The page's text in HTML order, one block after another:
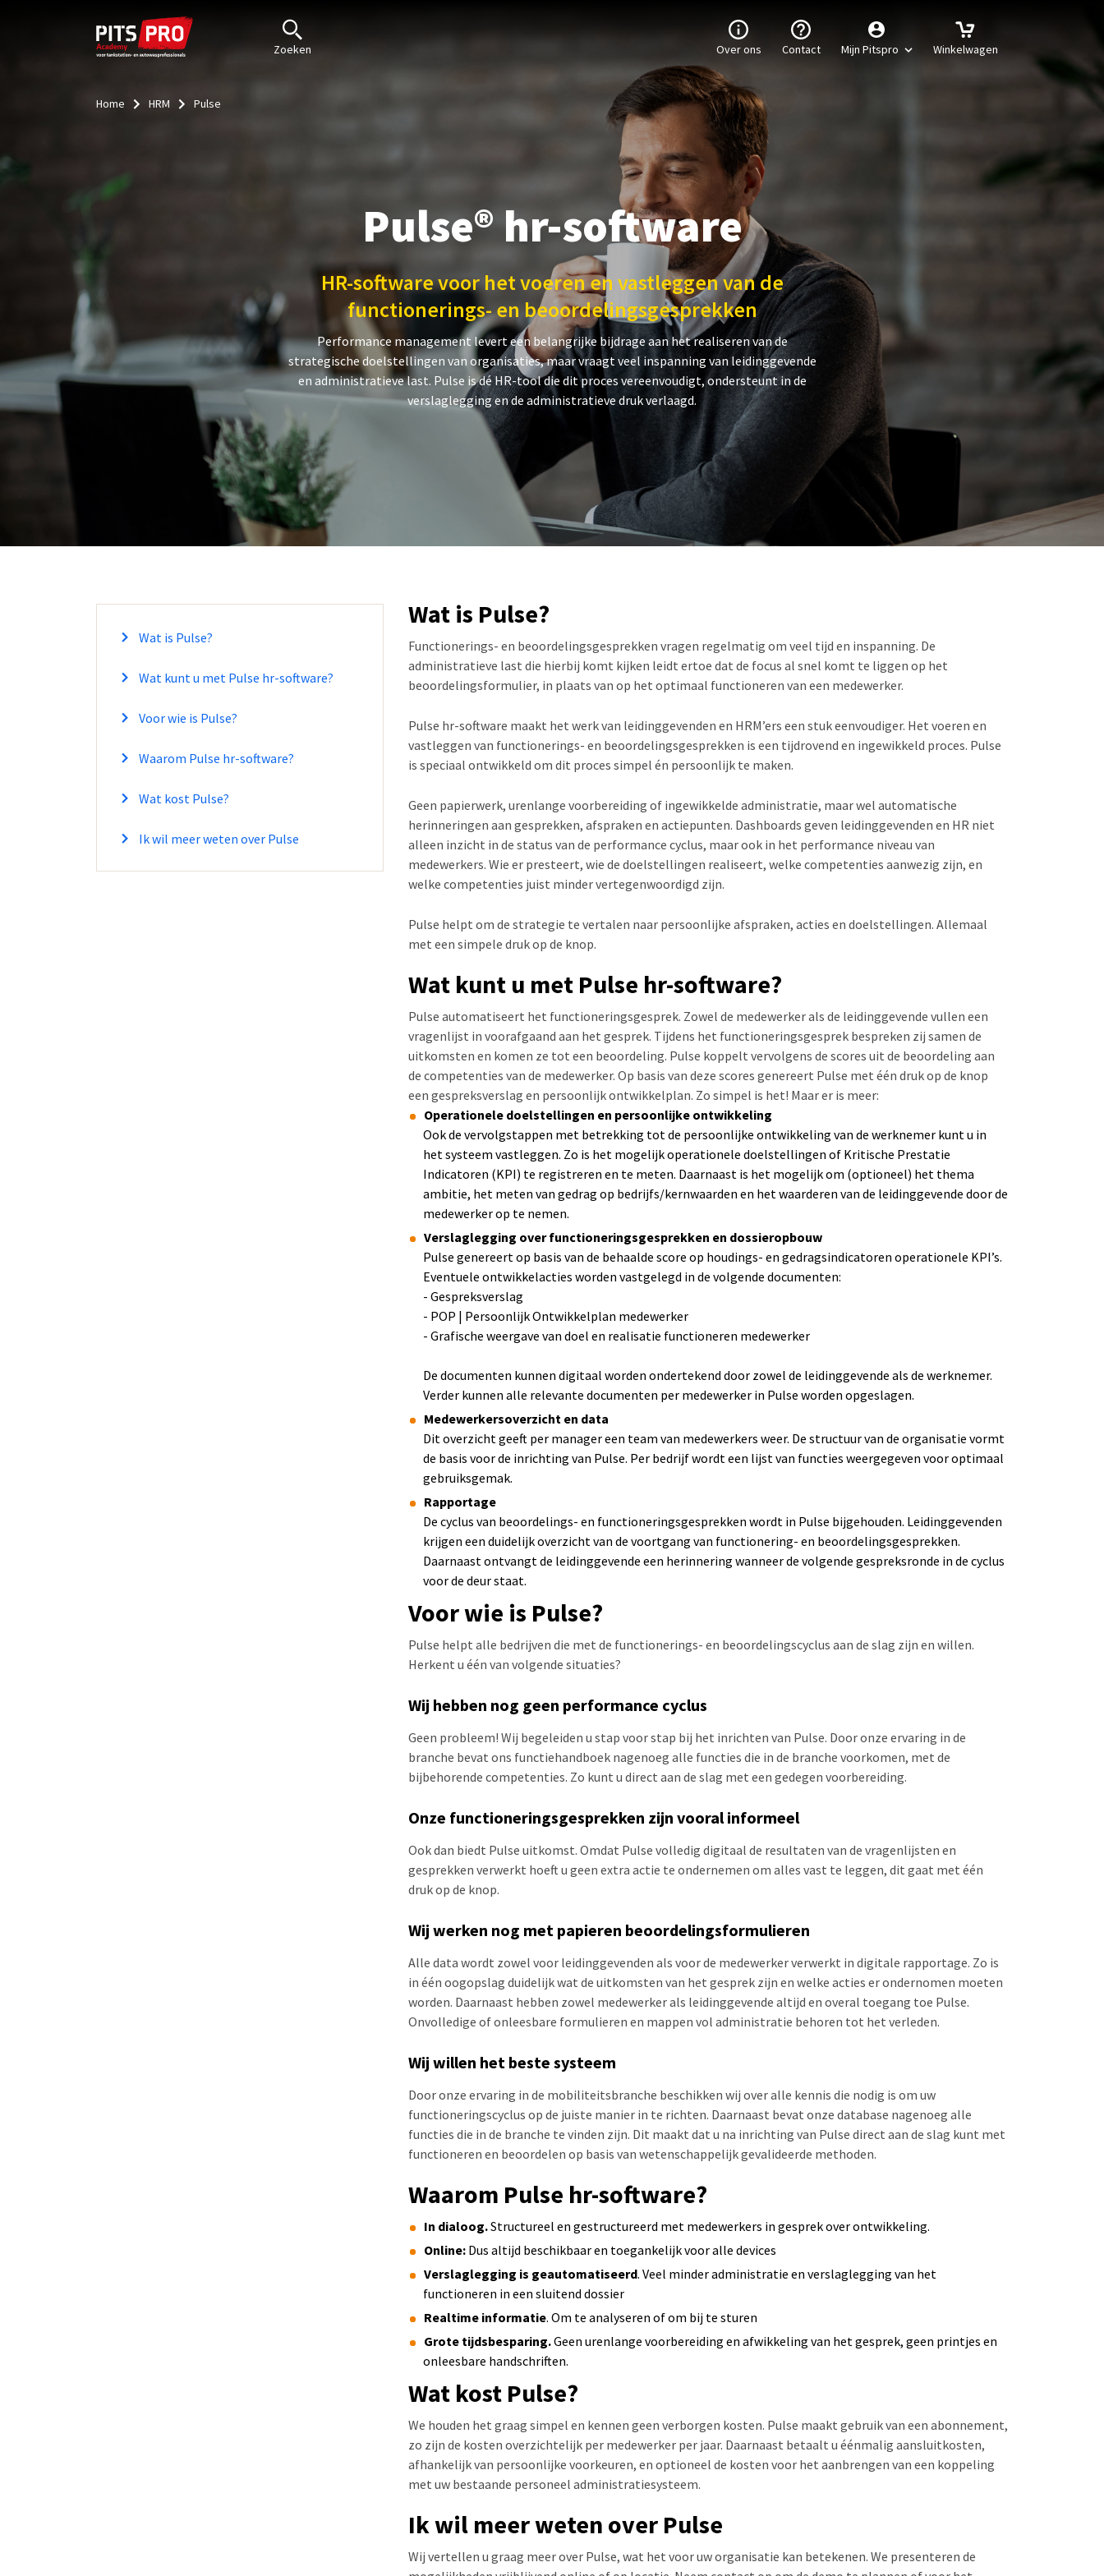
Zoeken Over ons Contact Mijn Pitspro Winkelwagen
Home HRM Pulse
Pulse® hr-software
HR-software voor het voeren en vastleggen van de
functionerings- en beoordelingsgesprekken
Performance management levert een belangrijke bijdrage aan het realiseren van de
strategische doelstellingen van organisaties, maar vraagt veel inspanning van leidinggevende
en administratieve last. Pulse is dé HR-tool die dit proces vereenvoudigt, ondersteunt in de
verslaglegging en de administratieve druk verlaagd.
Wat is Pulse?
Wat kunt u met Pulse hr-software?
Voor wie is Pulse?
Waarom Pulse hr-software?
Wat kost Pulse?
Ik wil meer weten over Pulse
Wat is Pulse?
Functionerings- en beoordelingsgesprekken vragen regelmatig om veel tijd en inspanning. De
administratieve last die hierbij komt kijken leidt ertoe dat de focus al snel komt te liggen op het
beoordelingsformulier, in plaats van op het optimaal functioneren van een medewerker.
Pulse hr-software maakt het werk van leidinggevenden en HRM’ers een stuk eenvoudiger. Het voeren en
vastleggen van functionerings- en beoordelingsgesprekken is een tijdrovend en ingewikkeld proces. Pulse
is speciaal ontwikkeld om dit proces simpel én persoonlijk te maken.
Geen papierwerk, urenlange voorbereiding of ingewikkelde administratie, maar wel automatische
herinneringen aan gesprekken, afspraken en actiepunten. Dashboards geven leidinggevenden en HR niet
alleen inzicht in de status van de performance cyclus, maar ook in het performance niveau van
medewerkers. Wie er presteert, wie de doelstellingen realiseert, welke competenties aanwezig zijn, en
welke competenties juist minder vertegenwoordigd zijn.
Pulse helpt om de strategie te vertalen naar persoonlijke afspraken, acties en doelstellingen. Allemaal
met een simpele druk op de knop.
Wat kunt u met Pulse hr-software?
Pulse automatiseert het functioneringsgesprek. Zowel de medewerker als de leidinggevende vullen een
vragenlijst in voorafgaand aan het gesprek. Tijdens het functioneringsgesprek bespreken zij samen de
uitkomsten en komen ze tot een beoordeling. Pulse koppelt vervolgens de scores uit de beoordeling aan
de competenties van de medewerker. Op basis van deze scores genereert Pulse met één druk op de knop
een gespreksverslag en persoonlijk ontwikkelplan. Zo simpel is het! Maar er is meer:
Operationele doelstellingen en persoonlijke ontwikkeling
Ook de vervolgstappen met betrekking tot de persoonlijke ontwikkeling van de werknemer kunt u in
het systeem vastleggen. Zo is het mogelijk operationele doelstellingen of Kritische Prestatie
Indicatoren (KPI) te registreren en te meten. Daarnaast is het mogelijk om (optioneel) het thema
ambitie, het meten van gedrag op bedrijfs/kernwaarden en het waarderen van de leidinggevende door de
medewerker op te nemen.
Verslaglegging over functioneringsgesprekken en dossieropbouw
Pulse genereert op basis van de behaalde score op houdings- en gedragsindicatoren operationele KPI’s.
Eventuele ontwikkelacties worden vastgelegd in de volgende documenten:
- Gespreksverslag
- POP | Persoonlijk Ontwikkelplan medewerker
- Grafische weergave van doel en realisatie functioneren medewerker
De documenten kunnen digitaal worden ondertekend door zowel de leidinggevende als de werknemer.
Verder kunnen alle relevante documenten per medewerker in Pulse worden opgeslagen.
Medewerkersoverzicht en data
Dit overzicht geeft per manager een team van medewerkers weer. De structuur van de organisatie vormt
de basis voor de inrichting van Pulse. Per bedrijf wordt een lijst van functies weergegeven voor optimaal
gebruiksgemak.
Rapportage
De cyclus van beoordelings- en functioneringsgesprekken wordt in Pulse bijgehouden. Leidinggevenden
krijgen een duidelijk overzicht van de voortgang van functionering- en beoordelingsgesprekken.
Daarnaast ontvangt de leidinggevende een herinnering wanneer de volgende gespreksronde in de cyclus
voor de deur staat.
Voor wie is Pulse?
Pulse helpt alle bedrijven die met de functionerings- en beoordelingscyclus aan de slag zijn en willen.
Herkent u één van volgende situaties?
Wij hebben nog geen performance cyclus
Geen probleem! Wij begeleiden u stap voor stap bij het inrichten van Pulse. Door onze ervaring in de
branche bevat ons functiehandboek nagenoeg alle functies die in de branche voorkomen, met de
bijbehorende competenties. Zo kunt u direct aan de slag met een gedegen voorbereiding.
Onze functioneringsgesprekken zijn vooral informeel
Ook dan biedt Pulse uitkomst. Omdat Pulse volledig digitaal de resultaten van de vragenlijsten en
gesprekken verwerkt hoeft u geen extra actie te ondernemen om alles vast te leggen, dit gaat met één
druk op de knop.
Wij werken nog met papieren beoordelingsformulieren
Alle data wordt zowel voor leidinggevenden als voor de medewerker verwerkt in digitale rapportage. Zo is
in één oogopslag duidelijk wat de uitkomsten van het gesprek zijn en welke acties er ondernomen moeten
worden. Daarnaast hebben zowel medewerker als leidinggevende altijd en overal toegang toe Pulse.
Onvolledige of onleesbare formulieren en mappen vol administratie behoren tot het verleden.
Wij willen het beste systeem
Door onze ervaring in de mobiliteitsbranche beschikken wij over alle kennis die nodig is om uw
functioneringscyclus op de juiste manier in te richten. Daarnaast bevat onze database nagenoeg alle
functies die in de branche te vinden zijn. Dit maakt dat u na inrichting van Pulse direct aan de slag kunt met
functioneren en beoordelen op basis van wetenschappelijk gevalideerde methoden.
Waarom Pulse hr-software?
In dialoog.Structureel en gestructureerd met medewerkers in gesprek over ontwikkeling.
Online: Dus altijd beschikbaar en toegankelijk voor alle devices
Verslaglegging is geautomatiseerd. Veel minder administratie en verslaglegging van het
functioneren in een sluitend dossier
Realtime informatie. Om te analyseren of om bij te sturen
Grote tijdsbesparing.Geen urenlange voorbereiding en afwikkeling van het gesprek, geen printjes en
onleesbare handschriften.
Wat kost Pulse?
We houden het graag simpel en kennen geen verborgen kosten. Pulse maakt gebruik van een abonnement,
zo zijn de kosten overzichtelijk per medewerker per jaar. Daarnaast betaalt u éénmalig aansluitkosten,
afhankelijk van persoonlijke voorkeuren, en optioneel de kosten voor het aanbrengen van een koppeling
met uw bestaande personeel administratiesysteem.
Ik wil meer weten over Pulse
Wij vertellen u graag meer over Pulse, wat het voor uw organisatie kan betekenen. We presenteren de